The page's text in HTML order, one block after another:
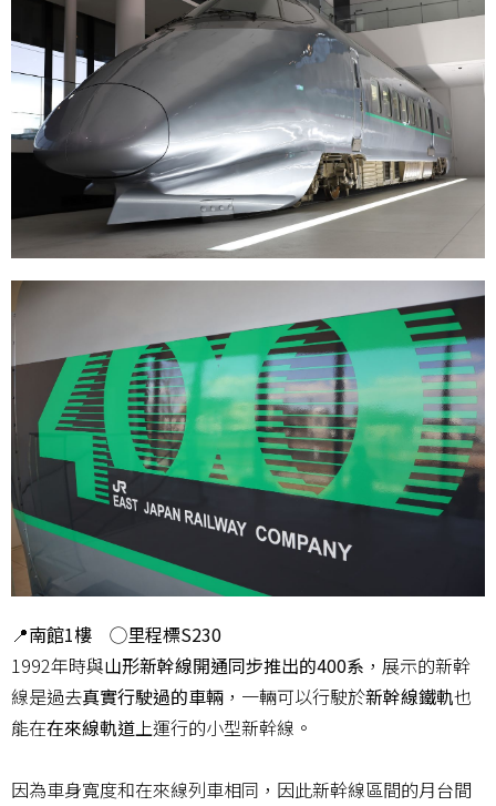
📍南館1樓 ◯里程標S230
1992年時與山形新幹線開通同步推出的400系 ，展示的新幹
線是過去真實行駛過的車輛 ，一輛可以行駛於新幹線鐵軌也
能在在來線軌道上運行的小型新幹線。
因為車身寬度和在來線列車相同，因此新幹線區間的月台間